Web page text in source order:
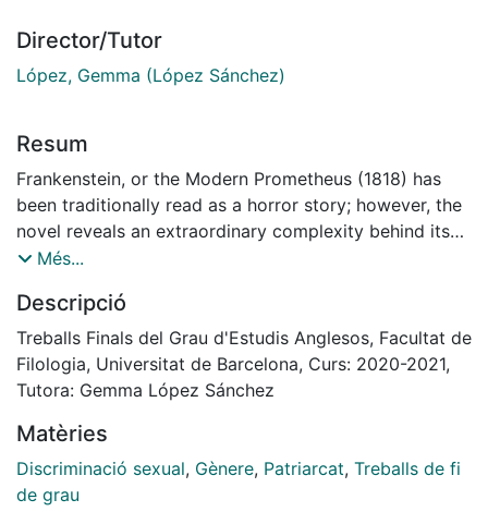
Director/Tutor
López, Gemma (López Sánchez)
Resum
Frankenstein, or the Modern Prometheus (1818) has
been traditionally read as a horror story; however, the
novel reveals an extraordinary complexity behind its
plot insomuch as Mary Shelley’s work is self-aware of
Shelley uses fiction to critique the sexist ideologies
and praxes of a century marked by scientific
rationality and a burning commercial and imperial
ambition, leading to some of the cultural practices that
masculine. In this sense, the aim of this essay is to
analyse how apparently two different contemporary
works: Margaret Atwood’s The Handmaid’s Tale (1985)
Més...
Descripció
Treballs Finals del Grau d'Estudis Anglesos, Facultat de
Filologia, Universitat de Barcelona, Curs: 2020-2021,
Tutora: Gemma López Sánchez
Matèries
Discriminació sexual, Gènere, Patriarcat, Treballs de fi
de grau